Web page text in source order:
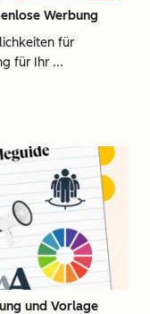
Werbung
für
für Ihr ...
und Vorlage